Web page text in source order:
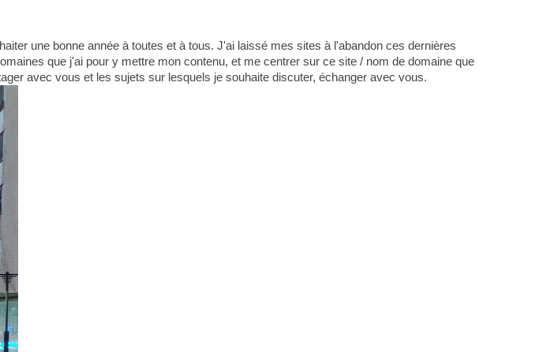
une bonne année à toutes et à tous. J'ai laissé mes sites à l'abandon ces dernières
que j'ai pour y mettre mon contenu, et me centrer sur ce site / nom de domaine que
avec vous et les sujets sur lesquels je souhaite discuter, échanger avec vous.